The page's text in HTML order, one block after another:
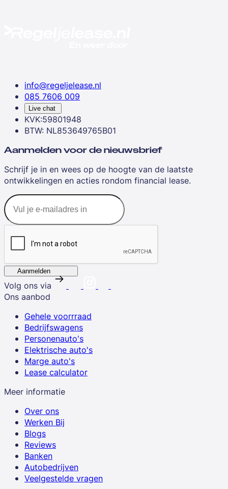
info@regeljelease.nl
085 7606 009
Live chat
KVK:59801948
BTW: NL853649765B01
Aanmelden voor de nieuwsbrief
Schrijf je in en wees op de hoogte van de laatste
ontwikkelingen en acties rondom financial lease.
Aanmelden
Volg ons via
Ons aanbod
Gehele voorrraad
Bedrijfswagens
Personenauto's
Elektrische auto's
Marge auto's
Lease calculator
Meer informatie
Over ons
Werken Bij
Blogs
Reviews
Banken
Autobedrijven
Veelgestelde vragen